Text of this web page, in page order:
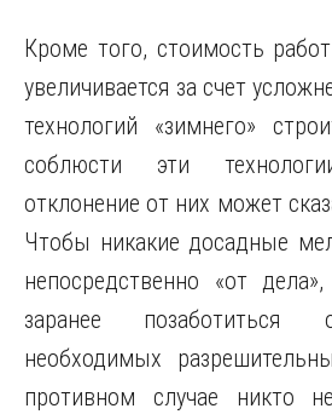
Кроме того, стоимость
увеличивается за счет
технологий «зимнего»
соблюсти эти
отклонение от них может
Чтобы никакие досадные
непосредственно «от
заранее позаботиться
необходимых
противном случае никто